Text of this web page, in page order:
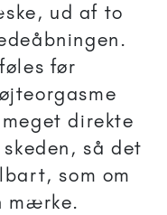
ud af to
før
direkte
så det
som om
mærke.